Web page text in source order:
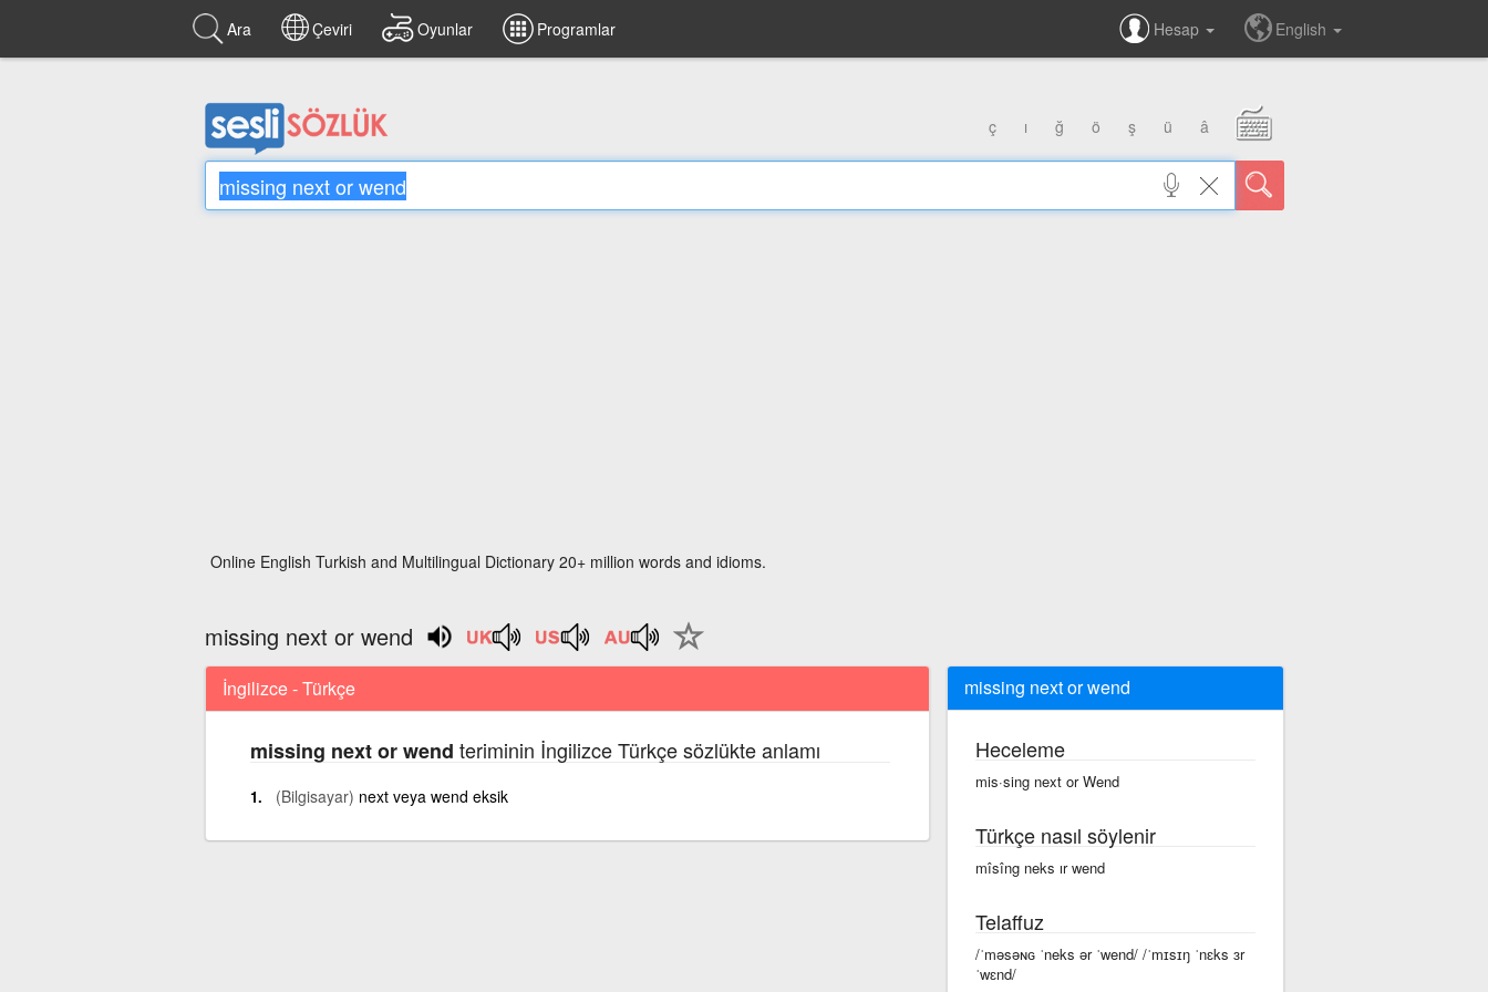
Ara Çeviri Oyunlar Programlar Hesap English
ç ı ğ ö ş ü â
Online English Turkish and Multilingual Dictionary 20+ million words and idioms.
missing next or wend
İngilizce - Türkçe
missing next or wend teriminin İngilizce Türkçe sözlükte anlamı
(Bilgisayar) next veya wend eksik
missing next or wend
Heceleme
mis·sing next or Wend
Türkçe nasıl söylenir
mîsîng neks ır wend
Telaffuz
/ˈməsəɴɢ ˈneks ər ˈwend/ /ˈmɪsɪŋ ˈnɛks ɜr
ˈwɛnd/